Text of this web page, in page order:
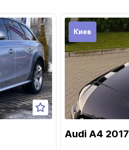
Киев
Audi A4 2017